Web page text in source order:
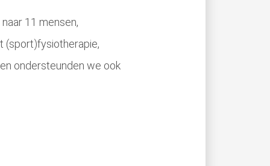
11 mensen,
(sport)fysiotherapie,
ondersteunden we ook